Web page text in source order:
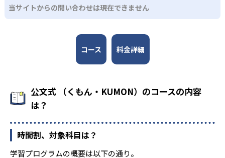
当サイトからの問い合わせは現在できません
コース 料金詳細
公文式 （くもん・KUMON）のコースの内容
は？
時間割、対象科目は？
学習プログラムの概要は以下の通り。